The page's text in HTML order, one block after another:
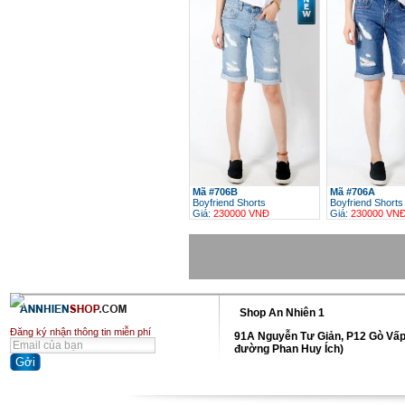
Mã #706B
Boyfriend Shorts
Giá: 230000 VNĐ
Mã #706A
Boyfriend Shorts
Giá: 230000
Đăng ký nhận thông tin miễn phí
Shop An Nhiên 1
91A Nguyễn Tư Giản, P12 Gò
đường Phan Huy Ích)